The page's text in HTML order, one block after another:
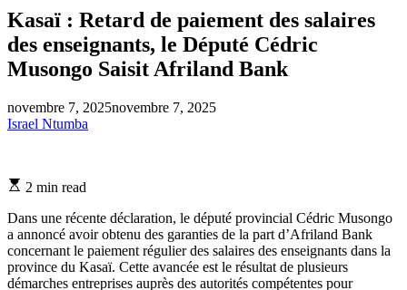
Kasaï : Retard de paiement des salaires
des enseignants, le Député Cédric
Musongo Saisit Afriland Bank
novembre 7, 2025novembre 7, 2025
Israel Ntumba
Estimated
time
2 min read
Dans une récente déclaration, le député provincial Cédric Musongo
a annoncé avoir obtenu des garanties de la part d’Afriland Bank
concernant le paiement régulier des salaires des enseignants dans la
province du Kasaï. Cette avancée est le résultat de plusieurs
démarches entreprises auprès des autorités compétentes pour